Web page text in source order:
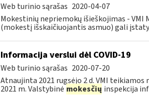
Web turinio sąrašas 2020-04-07
Mokestinių nepriemokų išieškojimas -
(mokestį išskaičiuojantis asmuo) gali
Informacija verslui dėl COVID-19
Web turinio sąrašas 2020-07-20
Atnaujinta 2021 rugsėjo 2 d. VMI
2021 m. Valstybinė mokesčių inspekcija